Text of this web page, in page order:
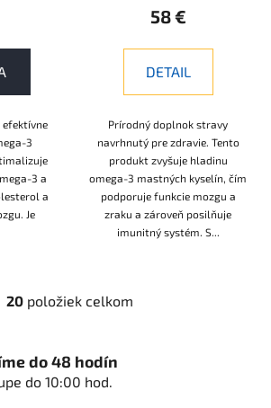
3
3 a
a
Je
Omega-6 ku Omega-3 a
podporuje srdce a
mozog
58 €
DETAIL
Prírodný doplnok stravy
navrhnutý pre zdravie. Tento
produkt zvyšuje hladinu
omega-3 mastných kyselín, čím
podporuje funkcie mozgu a
zraku a zároveň posilňuje
imunitný systém. S...
O
á
d
20položiek celkom
do 48 hodín
do 10:00 hod.